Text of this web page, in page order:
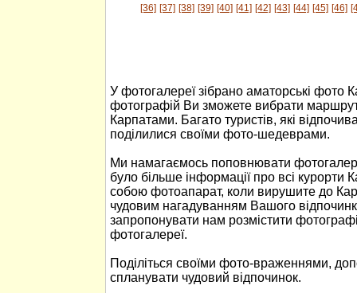
[36] [37] [38] [39] [40] [41] [42] [43] [44] [45] [46]
У фотогалереї зібрано аматорські фото
фотографій Ви зможете вибрати
Карпатами. Багато туристів, які
поділилися своїми фото-шедеврами.
Ми намагаємось поповнювати
було більше інформації про всі курорти
собою фотоапарат, коли вирушите до
чудовим нагадуванням Вашого
запропонувати нам розмістити
фотогалереї.
Поділіться своїми фото-враженнями,
спланувати чудовий відпочинок.